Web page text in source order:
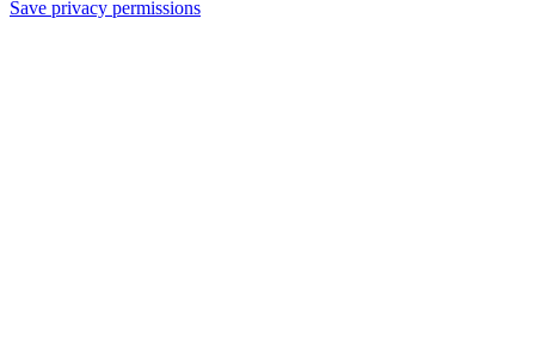
Save privacy permissions